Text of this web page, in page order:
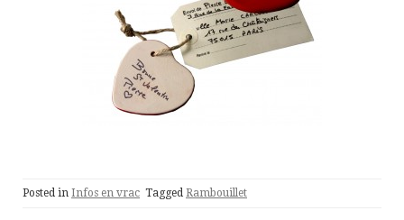
Posted in Infos en vrac Tagged Rambouillet